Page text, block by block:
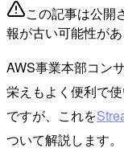
この記事は公開
報が古い可能性が
AWS事業本部コン
栄えもよく便利で
ですが、これを
ついて解説します。